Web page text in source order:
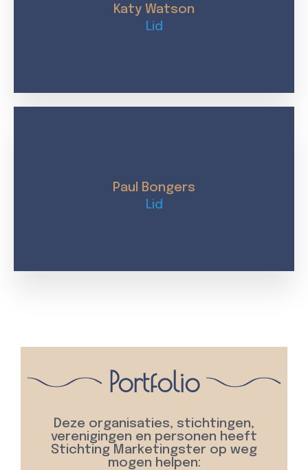
Katy Watson
Lid
Paul Bongers
Lid
Portfolio
Deze organisaties, stichtingen,
verenigingen en personen heeft
Stichting Marketingster op weg
mogen helpen: